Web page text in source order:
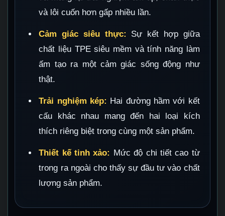
và lôi cuốn hơn gấp nhiều lần.
Cảm giác siêu thực: Sự kết hợp giữa
chất liệu TPE siêu mềm và tính năng làm
ấm tạo ra một cảm giác sống động như
thật.
Trải nghiệm kép: Hai đường hầm với kết
cấu khác nhau mang đến hai loại kích
thích riêng biệt trong cùng một sản phẩm.
Thiết kế tinh xảo: Mức độ chi tiết cao từ
trong ra ngoài cho thấy sự đầu tư vào chất
lượng sản phẩm.